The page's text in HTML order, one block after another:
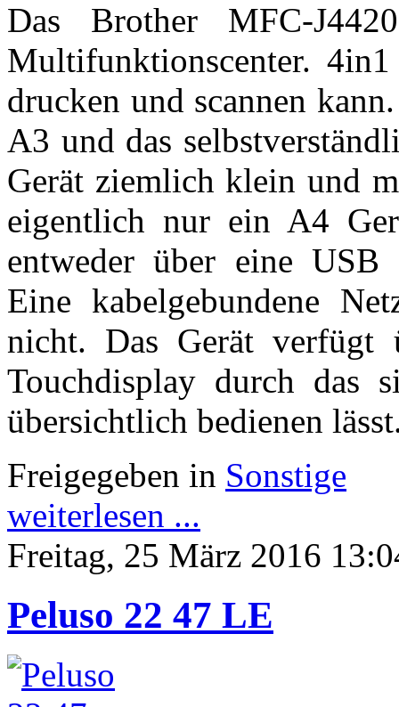
Das Brother MFC-
Multifunktionscenter.
drucken und scannen
A3 und das
Gerät ziemlich klein und
eigentlich nur ein A4
entweder über eine
Eine kabelgebundene
nicht. Das Gerät verfügt
Touchdisplay durch das
übersichtlich bedienen
Freigegeben in Sonstige
weiterlesen ...
Freitag, 25 März 2016
Peluso 22 47 LE